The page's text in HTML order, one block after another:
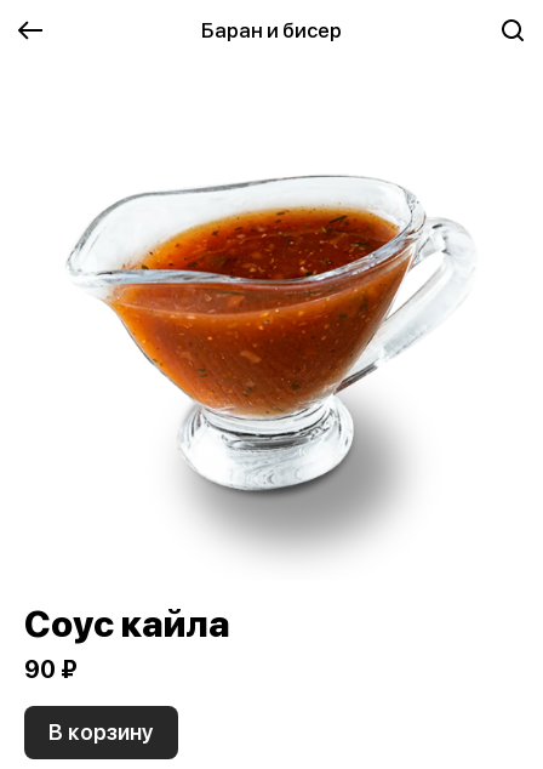
Баран и бисер
Соус кайла
90 ₽
В корзину